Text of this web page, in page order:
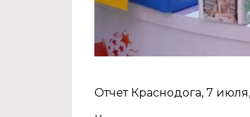
Отчет Краснодога, 7